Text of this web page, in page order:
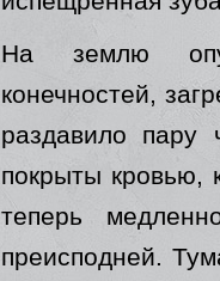
На землю
конечностей,
раздавило
покрыты кровью,
теперь
преисподней.